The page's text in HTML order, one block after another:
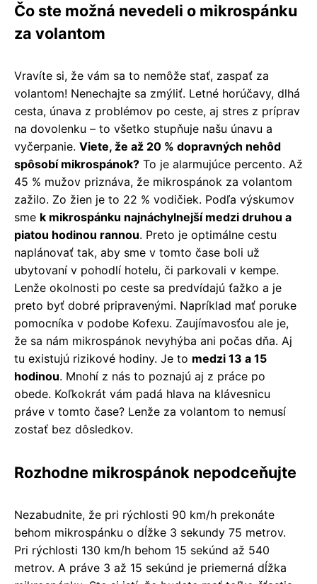
Čo ste možná nevedeli o mikrospánku
za volantom
Vravíte si, že vám sa to nemôže stať, zaspať za
volantom! Nenechajte sa zmýliť. Letné horúčavy, dlhá
cesta, únava z problémov po ceste, aj stres z príprav
na dovolenku – to všetko stupňuje našu únavu a
vyčerpanie. Viete, že až 20 % dopravných nehôd
spôsobí mikrospánok? To je alarmujúce percento. Až
45 % mužov priznáva, že mikrospánok za volantom
zažilo. Zo žien je to 22 % vodičiek. Podľa výskumov
sme k mikrospánku najnáchylnejší medzi druhou a
piatou hodinou rannou. Preto je optimálne cestu
naplánovať tak, aby sme v tomto čase boli už
ubytovaní v pohodlí hotelu, či parkovali v kempe.
Lenže okolnosti po ceste sa predvídajú ťažko a je
preto byť dobré pripravenými. Napríklad mať poruke
pomocníka v podobe Kofexu. Zaujímavosťou ale je,
že sa nám mikrospánok nevyhýba ani počas dňa. Aj
tu existujú rizikové hodiny. Je to medzi 13 a 15
hodinou. Mnohí z nás to poznajú aj z práce po
obede. Koľkokrát vám padá hlava na klávesnicu
práve v tomto čase? Lenže za volantom to nemusí
zostať bez dôsledkov.
Rozhodne mikrospánok nepodceňujte
Nezabudnite, že pri rýchlosti 90 km/h prekonáte
behom mikrospánku o dĺžke 3 sekundy 75 metrov.
Pri rýchlosti 130 km/h behom 15 sekúnd až 540
metrov. A práve 3 až 15 sekúnd je priemerná dĺžka